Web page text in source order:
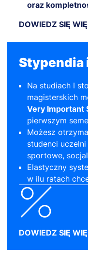
oraz
DOWIEDZ SIĘ
Stypendia
Na studiach I
magisterskich
Very Important
pierwszym
Możesz
studenci
sportowe,
Elastyczny
w ilu ratach
DOWIEDZ SIĘ